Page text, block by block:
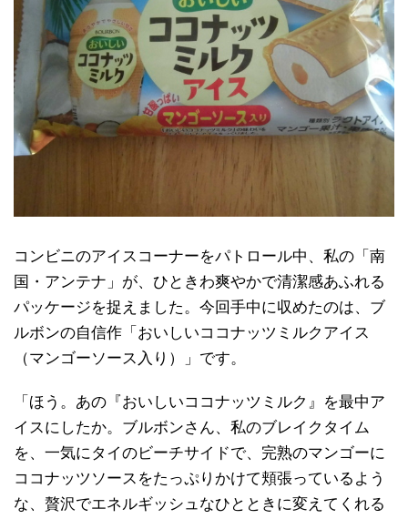
コンビニのアイスコーナーをパトロール中、私の「南
国・アンテナ」が、ひときわ爽やかで清潔感あふれる
パッケージを捉えました。今回手中に収めたのは、ブ
ルボンの自信作「おいしいココナッツミルクアイス
（マンゴーソース入り）」です。
「ほう。あの『おいしいココナッツミルク』を最中ア
イスにしたか。ブルボンさん、私のブレイクタイム
を、一気にタイのビーチサイドで、完熟のマンゴーに
ココナッツソースをたっぷりかけて頬張っているよう
な、贅沢でエネルギッシュなひとときに変えてくれる